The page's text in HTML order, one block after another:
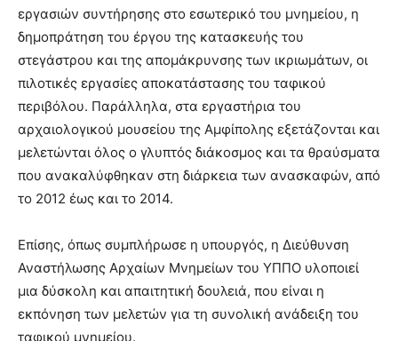
εργασιών συντήρησης στο εσωτερικό του μνημείου, η
δημοπράτηση του έργου της κατασκευής του
στεγάστρου και της απομάκρυνσης των ικριωμάτων, οι
πιλοτικές εργασίες αποκατάστασης του ταφικού
περιβόλου. Παράλληλα, στα εργαστήρια του
αρχαιολογικού μουσείου της Αμφίπολης εξετάζονται και
μελετώνται όλος ο γλυπτός διάκοσμος και τα θραύσματα
που ανακαλύφθηκαν στη διάρκεια των ανασκαφών, από
το 2012 έως και το 2014.
Επίσης, όπως συμπλήρωσε η υπουργός, η Διεύθυνση
Αναστήλωσης Αρχαίων Μνημείων του ΥΠΠΟ υλοποιεί
μια δύσκολη και απαιτητική δουλειά, που είναι η
εκπόνηση των μελετών για τη συνολική ανάδειξη του
ταφικού μνημείου.